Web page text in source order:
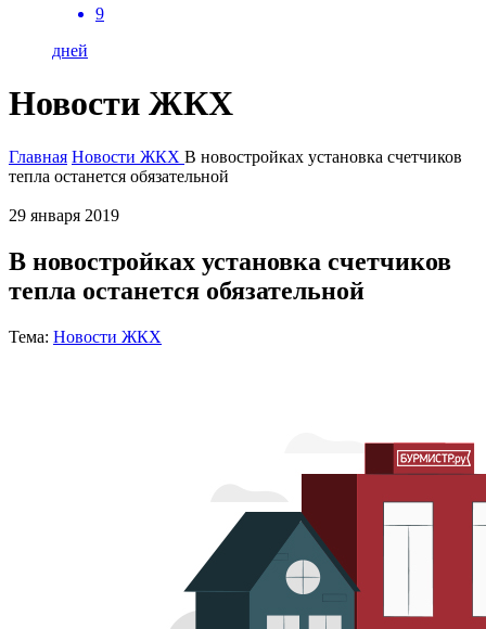
9
дней
Новости ЖКХ
Главная Новости ЖКХ В новостройках установка счетчиков
тепла останется обязательной
29 января 2019
В новостройках установка счетчиков
тепла останется обязательной
Тема: Новости ЖКХ